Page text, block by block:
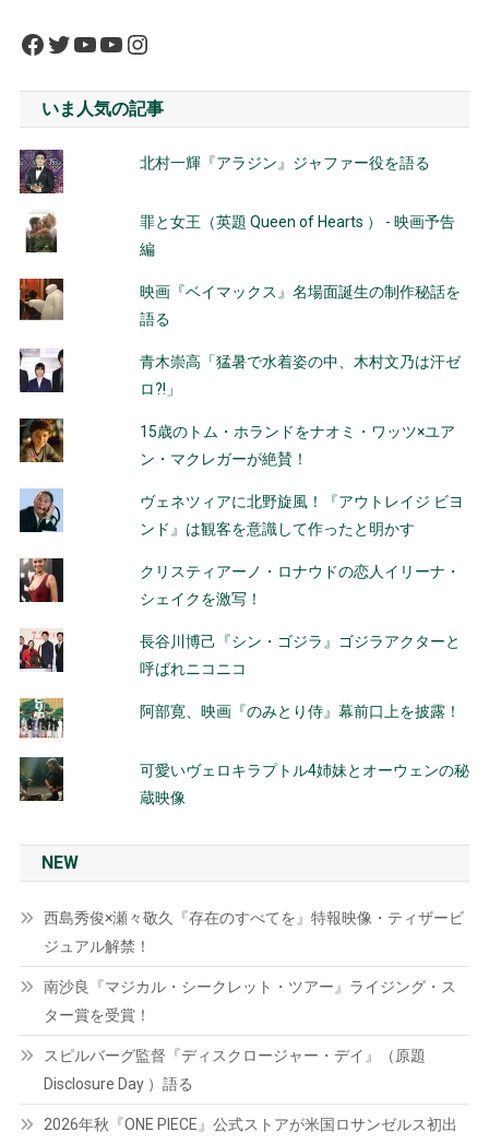
Facebook
Twitter
YouTube
YouTube
Instagram
いま人気の記事
北村一輝『アラジン』ジャファー役を語る
罪と女王（英題 Queen of Hearts ） - 映画予告
編
映画『ベイマックス』名場面誕生の制作秘話を
語る
青木崇高「猛暑で水着姿の中、木村文乃は汗ゼ
ロ?!」
15歳のトム・ホランドをナオミ・ワッツ×ユア
ン・マクレガーが絶賛！
ヴェネツィアに北野旋風！『アウトレイジ ビヨ
ンド』は観客を意識して作ったと明かす
クリスティアーノ・ロナウドの恋人イリーナ・
シェイクを激写！
長谷川博己『シン・ゴジラ』ゴジラアクターと
呼ばれニコニコ
阿部寛、映画『のみとり侍』幕前口上を披露！
可愛いヴェロキラプトル4姉妹とオーウェンの秘
蔵映像
NEW
西島秀俊×瀬々敬久『存在のすべてを』特報映像・ティザービ
ジュアル解禁！
南沙良『マジカル・シークレット・ツアー』ライジング・ス
ター賞を受賞！
スピルバーグ監督『ディスクロージャー・デイ』（原題
Disclosure Day ）語る
2026年秋『ONE PIECE』公式ストアが米国ロサンゼルス初出